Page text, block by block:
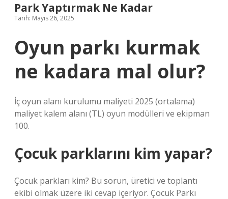
Park Yaptırmak Ne Kadar
Tarih: Mayıs 26, 2025
Oyun parkı kurmak
ne kadara mal olur?
İç oyun alanı kurulumu maliyeti 2025 (ortalama)
maliyet kalem alanı (TL) oyun modülleri ve ekipman
100.
Çocuk parklarını kim yapar?
Çocuk parkları kim? Bu sorun, üretici ve toplantı
ekibi olmak üzere iki cevap içeriyor. Çocuk Parkı